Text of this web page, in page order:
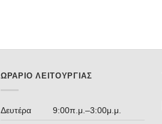
ΩΡΆΡΙΟ ΛΕΙΤΟΥΡΓΊΑΣ
Δευτέρα 9:00π.μ.–3:00μ.μ.